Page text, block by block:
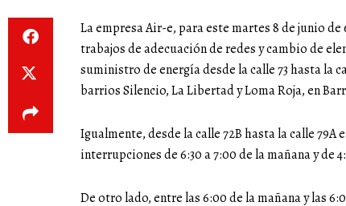
La empresa Air-e, para este martes 8 de junio
trabajos de adecuación de redes y cambio de
suministro de energía desde la calle 73 hasta la
barrios Silencio, La Libertad y Loma Roja, en
Igualmente, desde la calle 72B hasta la calle 79A
interrupciones de 6:30 a 7:00 de la mañana y de
De otro lado, entre las 6:00 de la mañana y las